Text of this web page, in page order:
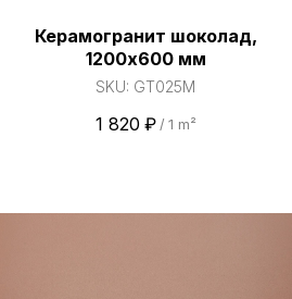
Керамогранит шоколад,
1200х600 мм
SKU: GT025M
1 820 ₽ / 1 m²